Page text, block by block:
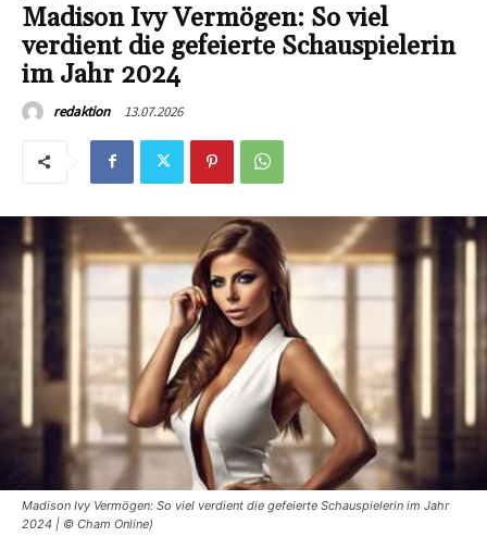
Madison Ivy Vermögen: So viel
verdient die gefeierte Schauspielerin
im Jahr 2024
redaktion 13.07.2026
Madison Ivy Vermögen: So viel verdient die gefeierte Schauspielerin im Jahr
2024 | © Cham Online)